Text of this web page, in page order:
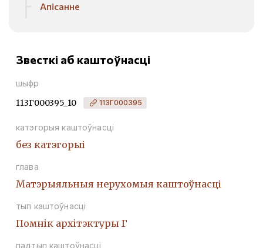
Апісанне
Звесткі аб каштоўнасці
шыфр
113Г000395_10 113Г000395
катэгорыя каштоўнасці
без катэгорыі
глава
Матэрыяльныя нерухомыя каштоўнасці
тып каштоўнасці
Помнiк архiтэктуры Г
падтып каштоўнасці